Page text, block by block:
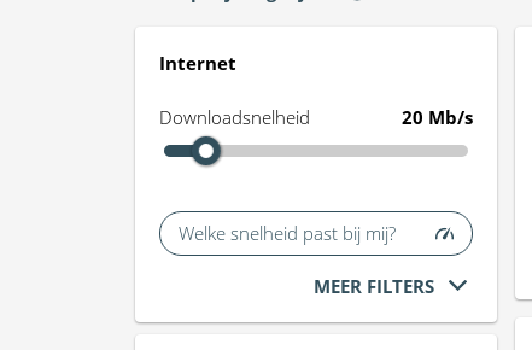
Internet
Downloadsnelheid 20 Mb/s
Welke snelheid past bij mij?
MEER FILTERS